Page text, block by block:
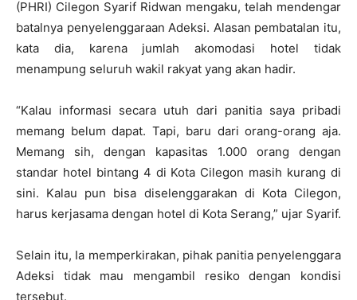
(PHRI) Cilegon Syarif Ridwan mengaku, telah mendengar
batalnya penyelenggaraan Adeksi. Alasan pembatalan itu,
kata dia, karena jumlah akomodasi hotel tidak
menampung seluruh wakil rakyat yang akan hadir.
“Kalau informasi secara utuh dari panitia saya pribadi
memang belum dapat. Tapi, baru dari orang-orang aja.
Memang sih, dengan kapasitas 1.000 orang dengan
standar hotel bintang 4 di Kota Cilegon masih kurang di
sini. Kalau pun bisa diselenggarakan di Kota Cilegon,
harus kerjasama dengan hotel di Kota Serang,” ujar Syarif.
Selain itu, Ia memperkirakan, pihak panitia penyelenggara
Adeksi tidak mau mengambil resiko dengan kondisi
tersebut.